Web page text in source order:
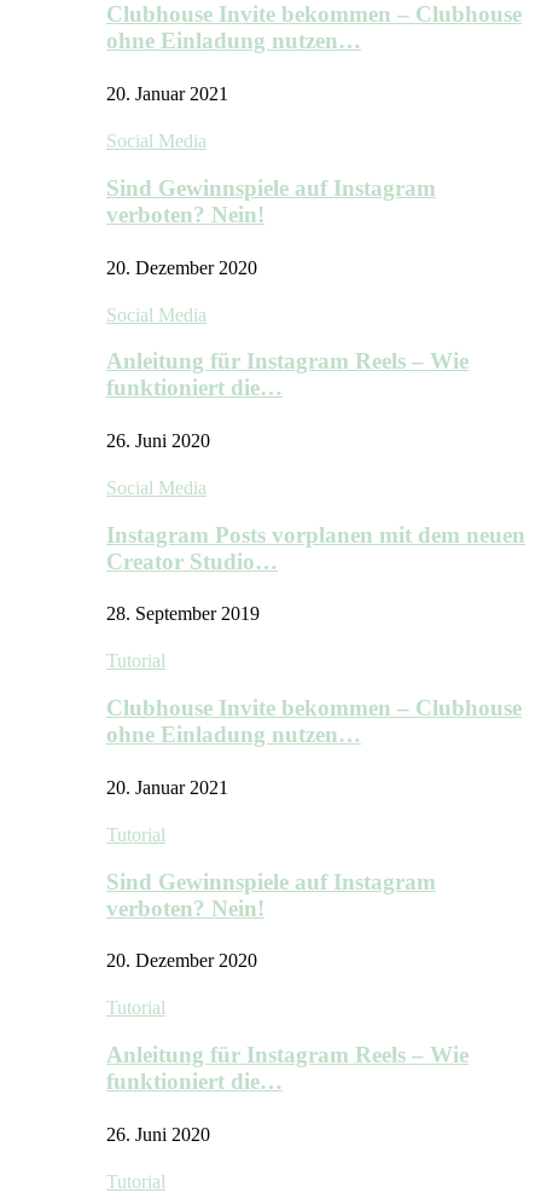
Clubhouse Invite bekommen – Clubhouse
ohne Einladung nutzen…
20. Januar 2021
Social Media
Sind Gewinnspiele auf Instagram
verboten? Nein!
20. Dezember 2020
Social Media
Anleitung für Instagram Reels – Wie
funktioniert die…
26. Juni 2020
Social Media
Instagram Posts vorplanen mit dem neuen
Creator Studio…
28. September 2019
Tutorial
Clubhouse Invite bekommen – Clubhouse
ohne Einladung nutzen…
20. Januar 2021
Tutorial
Sind Gewinnspiele auf Instagram
verboten? Nein!
20. Dezember 2020
Tutorial
Anleitung für Instagram Reels – Wie
funktioniert die…
26. Juni 2020
Tutorial